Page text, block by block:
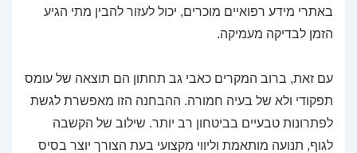
באתרי מידע רפואיים מוכרים, יכול לעזור להבין מתי הגיע
הזמן לבדיקה מעמיקה.
עם זאת, ברוב המקרים כאבי גב תחתון הם תוצאה של עומס
תפקודי ולא של בעיה חמורה. ההבחנה הזו מאפשרת לגשת
לפתרונות טבעיים בביטחון רב יותר. שילוב של הקשבה
לגוף, תנועה מותאמת וליווי מקצועי בעת הצורך יוצר בסיס